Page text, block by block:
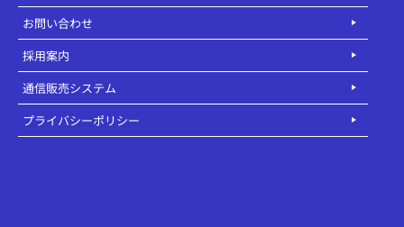
お問い合わせ
採用案内
通信販売システム
プライバシーポリシー